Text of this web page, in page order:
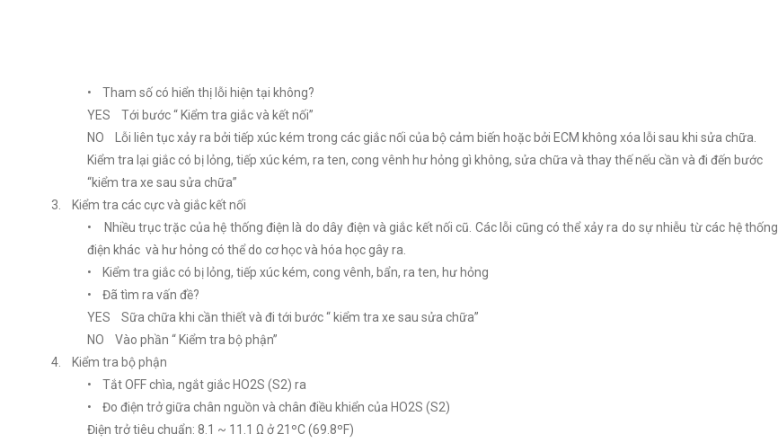
• Tham số có hiển thị lỗi hiện tại không?
YES Tới bước “ Kiểm tra giắc và kết nối”
NO Lỗi liên tục xảy ra bởi tiếp xúc kém trong các giắc nối của bộ cảm biến hoặc bởi ECM không xóa lỗi sau khi sửa chữa.
Kiểm tra lại giắc có bị lỏng, tiếp xúc kém, ra ten, cong vênh hư hỏng gì không, sửa chữa và thay thế nếu cần và đi đến bước
“kiểm tra xe sau sửa chữa”
3. Kiểm tra các cực và giắc kết nối
• Nhiều trục trặc của hệ thống điện là do dây điện và giắc kết nối cũ. Các lỗi cũng có thể xảy ra do sự nhiễu từ các hệ thống
điện khác và hư hỏng có thể do cơ học và hóa học gây ra.
• Kiểm tra giắc có bị lỏng, tiếp xúc kém, cong vênh, bẩn, ra ten, hư hỏng
• Đã tìm ra vấn đề?
YES Sữa chữa khi cần thiết và đi tới bước “ kiểm tra xe sau sửa chữa”
NO Vào phần “ Kiểm tra bộ phận”
4. Kiểm tra bộ phận
• Tắt OFF chìa, ngắt giắc HO2S (S2) ra
• Đo điện trở giữa chân nguồn và chân điều khiển của HO2S (S2)
Điện trở tiêu chuẩn: 8.1 ~ 11.1 Ω ở 21ºC (69.8ºF)